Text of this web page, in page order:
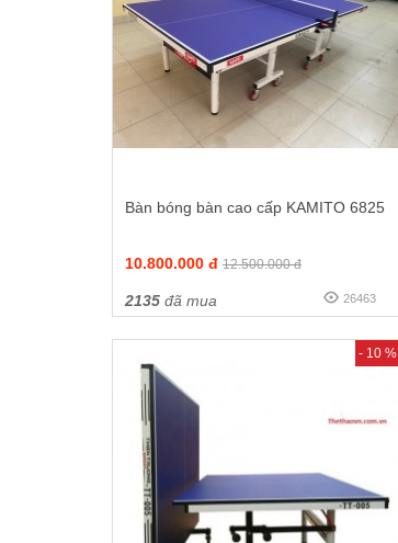
Bàn bóng bàn cao cấp KAMITO 6825
10.800.000 đ 12.500.000 đ
2135 đã mua 26463
- 10 %